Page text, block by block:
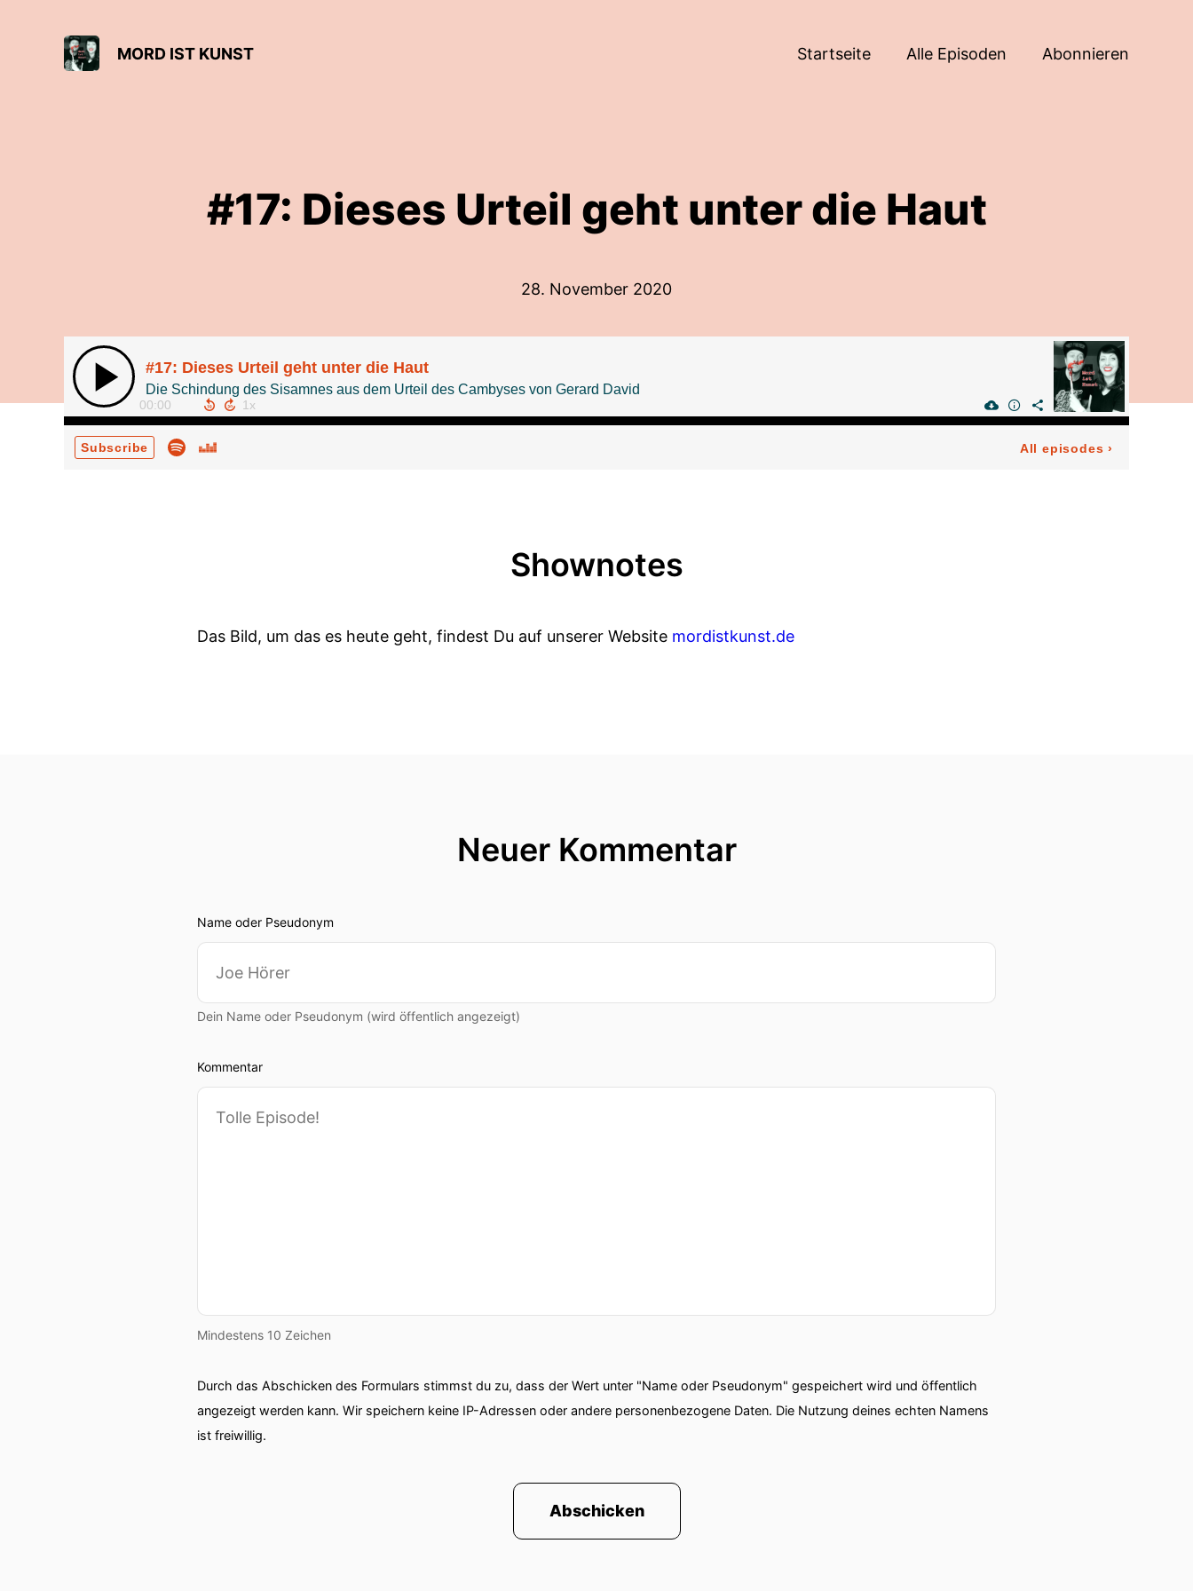
MORD IST KUNST Startseite Alle Episoden Abonnieren
#17: Dieses Urteil geht unter die Haut
28. November 2020
#17: Dieses Urteil geht unter die Haut
Die Schindung des Sisamnes aus dem Urteil des Cambyses von Gerard David
00:00
Subscribe All episodes ›
Shownotes
Das Bild, um das es heute geht, findest Du auf unserer Website mordistkunst.de
Neuer Kommentar
Name oder Pseudonym
Dein Name oder Pseudonym (wird öffentlich angezeigt)
Kommentar
Mindestens 10 Zeichen
Durch das Abschicken des Formulars stimmst du zu, dass der Wert unter "Name oder Pseudonym" gespeichert wird und öffentlich
angezeigt werden kann. Wir speichern keine IP-Adressen oder andere personenbezogene Daten. Die Nutzung deines echten Namens
ist freiwillig.
Abschicken